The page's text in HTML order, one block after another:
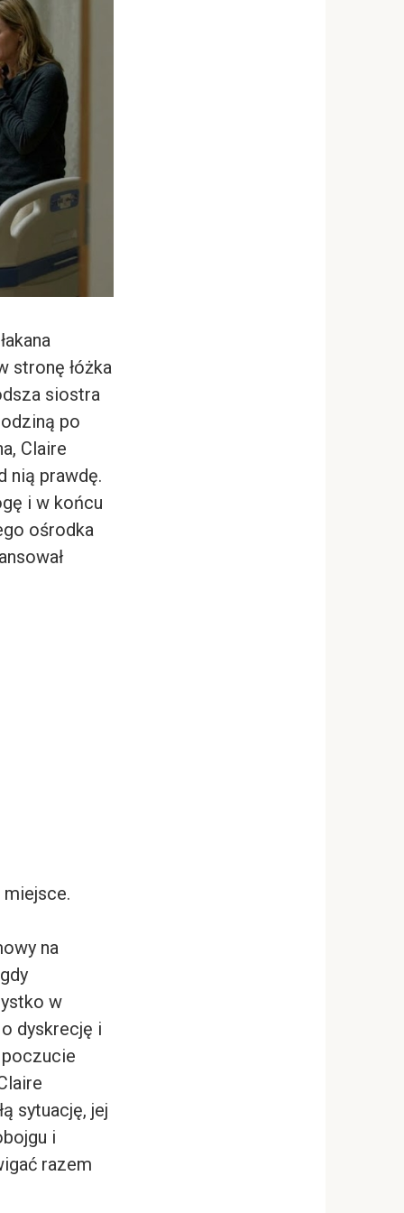
stronę łóżka
siostra
po
Claire
nią prawdę.
i w końcu
ośrodka
miejsce.
na
w
dyskrecję i
sytuację, jej
i
razem